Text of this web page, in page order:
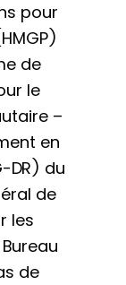
pour
de
le
–
en
DR) du
de
les
de